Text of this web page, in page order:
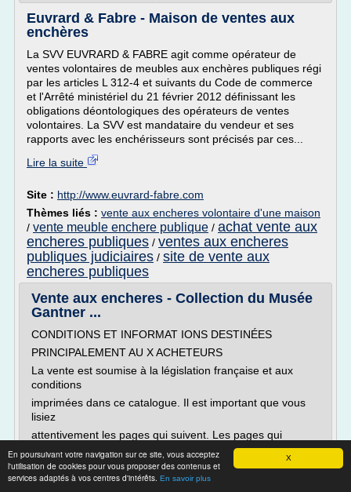
X
En poursuivant votre navigation sur ce site, vous acceptez
l'utilisation de cookies pour vous proposer des contenus et
services adaptés à vos centres d'intérêts. En savoir plus
Euvrard & Fabre - Maison de ventes aux
enchères
La SVV EUVRARD & FABRE agit comme opérateur de
ventes volontaires de meubles aux enchères publiques régi
par les articles L 312-4 et suivants du Code de commerce
et l'Arrêté ministériel du 21 février 2012 définissant les
obligations déontologiques des opérateurs de ventes
volontaires. La SVV est mandataire du vendeur et ses
rapports avec les enchérisseurs sont précisés par ces...
Lire la suite
Site : http://www.euvrard-fabre.com
Thèmes liés : vente aux encheres volontaire d'une maison
/ vente meuble enchere publique / achat vente aux
encheres publiques / ventes aux encheres
publiques judiciaires / site de vente aux
encheres publiques
Vente aux encheres - Collection du Musée
Gantner ...
CONDITIONS ET INFORMAT IONS DESTINÉES
PRINCIPALEMENT AU X ACHETEURS
La vente est soumise à la législation française et aux
conditions
imprimées dans ce catalogue. Il est important que vous
lisiez
attentivement les pages qui suivent. Les pages qui
donnent également des informations utiles sur la manière
d'acheter aux enchères. Notre équipe se tient à votre